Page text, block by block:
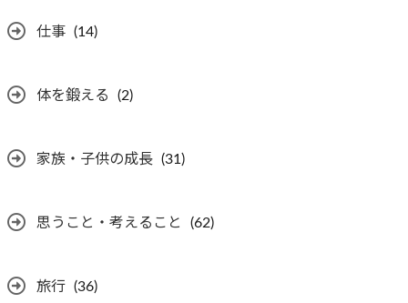
仕事 (14)
体を鍛える (2)
家族・子供の成長 (31)
思うこと・考えること (62)
旅行 (36)